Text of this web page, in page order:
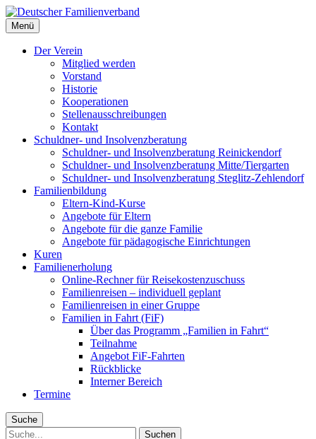
Deutscher Familienverband
Landesverband Berlin
Menü
Der Verein
Mitglied werden
Vorstand
Historie
Kooperationen
Stellenausschreibungen
Kontakt
Schuldner- und Insolvenzberatung
Schuldner- und Insolvenzberatung Reinickendorf
Schuldner- und Insolvenzberatung Mitte/Tiergarten
Schuldner- und Insolvenzberatung Steglitz-Zehlendorf
Familienbildung
Eltern-Kind-Kurse
Angebote für Eltern
Angebote für die ganze Familie
Angebote für pädagogische Einrichtungen
Kuren
Familienerholung
Online-Rechner für Reisekostenzuschuss
Familienreisen – individuell geplant
Familienreisen in einer Gruppe
Familien in Fahrt (FiF)
Über das Programm „Familien in Fahrt“
Teilnahme
Angebot FiF-Fahrten
Rückblicke
Interner Bereich
Termine
Suche
Suche